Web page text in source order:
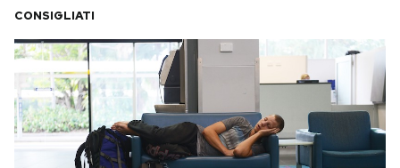
CONSIGLIATI